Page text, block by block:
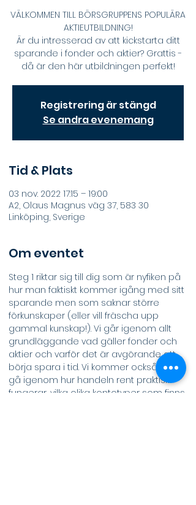
VÄLKOMMEN TILL BÖRSGRUPPENS POPULÄRA
AKTIEUTBILDNING!
Är du intresserad av att kickstarta ditt
sparande i fonder och aktier? Grattis -
då är den här utbildningen perfekt!
Registrering är stängd
Se andra evenemang
Tid & Plats
03 nov. 2022 17:15 – 19:00
A2, Olaus Magnus väg 37, 583 30
Linköping, Sverige
Om eventet
Steg 1 riktar sig till dig som är nyfiken på
hur man faktiskt kommer igång med sitt
sparande men som saknar större
förkunskaper (eller vill fräscha upp
gammal kunskap!). Vi går igenom allt
grundläggande vad gäller fonder och
aktier och varför det är avgörande att
börja spara i tid. Vi kommer också att
gå igenom hur handeln rent praktiskt
fungerar, vilka olika kontotyper som finns